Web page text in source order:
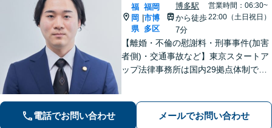
福
岡
県
福岡
市博
多区
博多駅
から徒歩
7分
営業時間：06:30~
22:00（土日祝日）
【離婚・不倫の慰謝料・刑事事件(加害
者側)・交通事故など】東京スタートア
ップ法律事務所は国内29拠点体制で全
専門性の高い弁護士が寄り添い解決を
サポートします。
電話でお問い合わせ メールでお問い合わせ